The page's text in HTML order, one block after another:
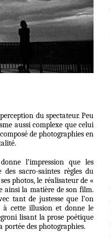
du spectateur. Peu
aussi complexe que celui
de photographies en
l’impression que les
sacro-saintes règles du
photos, le réalisateur de «
ainsi la matière de son film.
tant de justesse que l’on
à cette illusion et donne le
lisant la prose poétique
des photographies.